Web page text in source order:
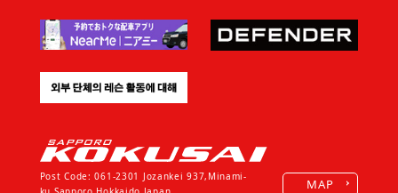
Post Code: 061-2301 Jozankei 937,Minami-
MAP